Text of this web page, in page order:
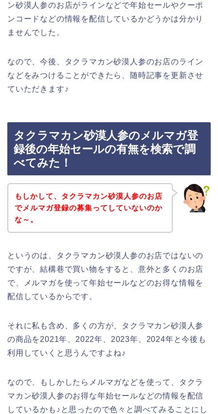
ン砂漠人参のお店がラインなどで年始セールやクーポ
ンコードなどの情報を配信しているかどうかは分かり
ませんでした。
なので、今後、タクラマカン砂漠人参のお店のライン
などをみつけることができたら、随時記事を更新させ
ていただきます♪
タクラマカン砂漠人参のメルマガ登
録後の年始セールの有無を検索で調
べてみた！
もしかして、タクラマカン砂漠人参のお店
でメルマガ登録の募集ってしていないのか
な～。
というのは、タクラマカン砂漠人参のお店ではないの
ですが、結構巷で買い物をすると、意外と多くのお店
で、メルマガを使って年始セールなどのお得な情報を
配信しているからです。
それに私も含め、多くの方が、タクラマカン砂漠人参
の商品を2021年、2022年、2023年、2024年と今後も
利用していくと思うんですよね♪
なので、もしかしたらメルマガなどを使って、タクラ
マカン砂漠人参のお得な年始セールなどの情報を配信
しているかも♪と思ったので色々と調べてみることにし